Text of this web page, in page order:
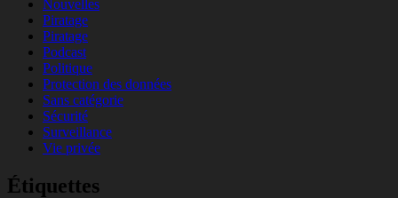
Nouvelles
Piratage
Piratage
Podcast
Politique
Protection des données
Sans catégorie
Sécurité
Surveillance
Vie privée
Étiquettes